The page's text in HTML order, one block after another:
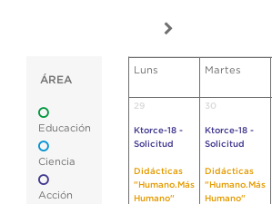
ÁREA
Educación
Ciencia
Acción
Luns Martes
29
Ktorce-18 -
Solicitud
Didácticas
"Humano.Más
Humano"
30
Ktorce-18 -
Solicitud
Didácticas
"Humano.Más
Humano"